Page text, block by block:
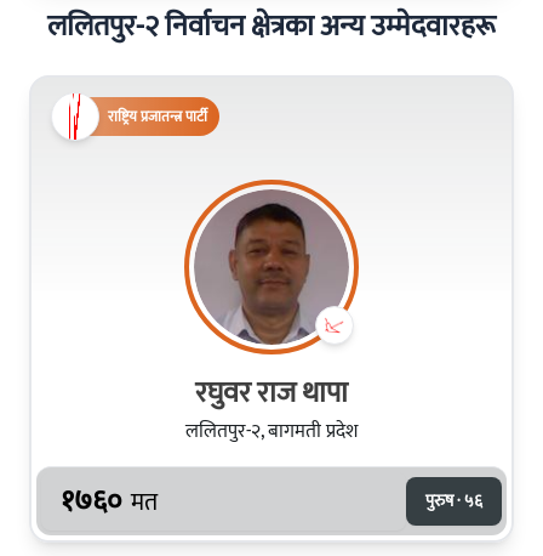
ललितपुर-२ निर्वाचन क्षेत्रका अन्य उम्मेदवारहरू
राष्ट्रिय प्रजातन्त्र पार्टी
रघुवर राज थापा
ललितपुर-२, बागमती प्रदेश
१७६० मत पुरुष · ५६